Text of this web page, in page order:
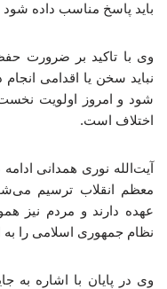
باید پاسخ مناسب داده
وی با تاکید بر ضرورت
نباید سخن یا اقدامی
شود و امروز اولویت
اختلاف است.
آیت‌الله نوری همدانی
معظم انقلاب ترسیم
عهده دارند و مردم نیز
نظام جمهوری اسلامی را به
وی در پایان با اشاره به